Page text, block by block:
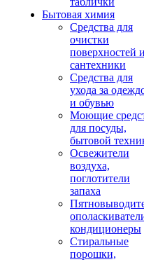
Бытовая химия
Средства для
очистки
поверхностей
сантехники
Средства для
ухода за
и обувью
Моющие
для посуды,
бытовой
Освежители
воздуха,
поглотители
запаха
кондиционеры
Стиральные
порошки,